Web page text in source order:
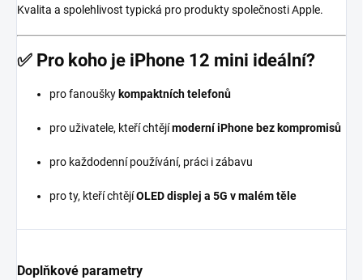
Kvalita a spolehlivost typická pro produkty společnostiApple.
✅ Pro koho je iPhone 12 mini ideální?
pro fanoušky kompaktních telefonů
pro uživatele, kteří chtějímoderní iPhone bez kompromisů
pro každodenní používání, práci i zábavu
pro ty, kteří chtějíOLED displej a 5G v malém těle
Doplňkové parametry